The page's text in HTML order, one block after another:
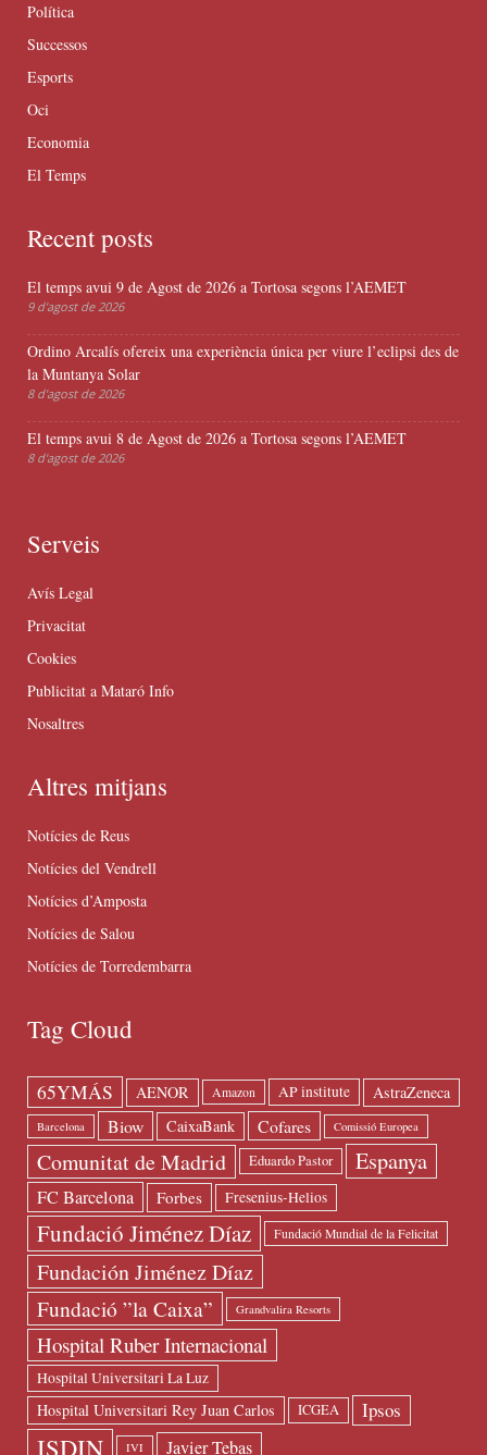
Política
Successos
Esports
Oci
Economia
El Temps
Recent posts
El temps avui 9 de Agost de 2026 a Tortosa segons l’AEMET
9 d'agost de 2026
Ordino Arcalís ofereix una experiència única per viure l’eclipsi des de
la Muntanya Solar
8 d'agost de 2026
El temps avui 8 de Agost de 2026 a Tortosa segons l’AEMET
8 d'agost de 2026
Serveis
Avís Legal
Privacitat
Cookies
Publicitat a Mataró Info
Nosaltres
Altres mitjans
Notícies de Reus
Notícies del Vendrell
Notícies d’Amposta
Notícies de Salou
Notícies de Torredembarra
Tag Cloud
65YMÁS AENOR Amazon AP institute AstraZeneca
Barcelona Biow CaixaBank Cofares Comissió Europea
Comunitat de Madrid Eduardo Pastor Espanya
FC Barcelona Forbes Fresenius-Helios
Fundació Jiménez Díaz Fundació Mundial de la Felicitat
Fundación Jiménez Díaz
Fundació ”la Caixa” Grandvalira Resorts
Hospital Ruber Internacional
Hospital Universitari La Luz
Hospital Universitari Rey Juan Carlos ICGEA Ipsos
ISDIN IVI Javier Tebas